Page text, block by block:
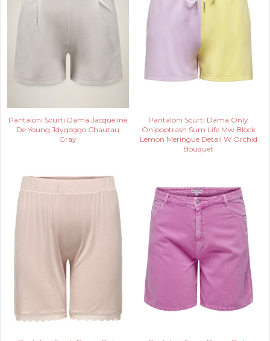
Pantaloni Scurti Dama Jacqueline
De Young Jdygeggo Chautau
Gray
Pantaloni Scurti Dama Only
Onlpoptrash Sum Life Mw Block
Lemon Meringue Detail W Orchid
Bouquet